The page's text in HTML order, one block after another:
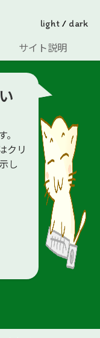
light / dark
サイト説明
クリ
し